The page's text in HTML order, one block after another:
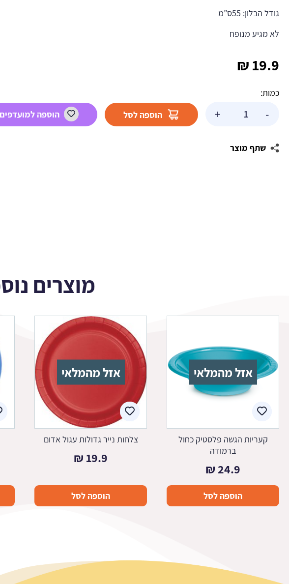
גודל הבלון: 55ס”מ
לא מגיע מנופח
19.9
₪
כמות:
-
של
אריה
+ הוספה לסל הוספה למועדפים
שתף מוצר
מוצרים
אזל מהמלאי
קעריות הגשה פלסטיק כחול
ברמודה
24.9
₪
הוספה לסל
אזל מהמלאי
צלחות נייר גדולות עגול אדום
19.9
₪
הוספה לסל